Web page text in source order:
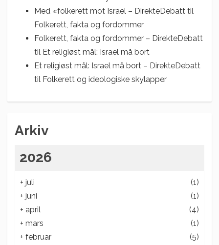
Med «folkerett mot Israel – DirekteDebatt til
Folkerett, fakta og fordommer
Folkerett, fakta og fordommer – DirekteDebatt
til Et religiøst mål: Israel må bort
Et religiøst mål: Israel må bort – DirekteDebatt
til Folkerett og ideologiske skylapper
Arkiv
2026
+ juli
(1)
+ juni
(1)
+ april
(4)
+ mars
(1)
+ februar
(5)